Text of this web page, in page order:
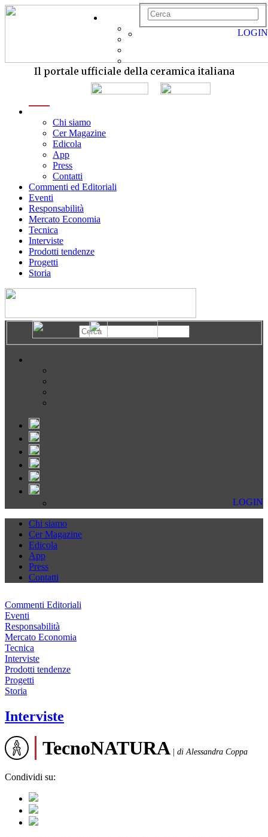
Il portale ufficiale della ceramica italiana
Chi siamo
Cer Magazine
Edicola
App
Press
Contatti
Commenti ed Editoriali
Eventi
Responsabilità
Mercato Economia
Tecnica
Interviste
Prodotti tendenze
Progetti
Storia
LOGIN
LOGIN
Chi siamo
Cer Magazine
Edicola
App
Press
Contatti
Commenti Editoriali
Eventi
Responsabilità
Mercato Economia
Tecnica
Interviste
Prodotti tendenze
Progetti
Storia
Interviste
TecnoNATURA di Alessandra Coppa
Condividi su: